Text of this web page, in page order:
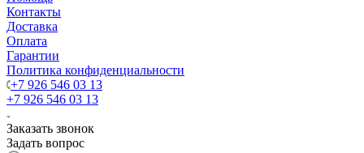
Контакты
Доставка
Оплата
Гарантии
Политика конфиденциальности
+7 926 546 03 13
+7 926 546 03 13
Заказать звонок
Задать вопрос